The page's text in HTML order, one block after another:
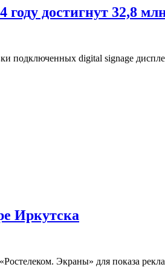
достигнут 32,8
подключенных digital signage
Иркутска
Экраны» для показа